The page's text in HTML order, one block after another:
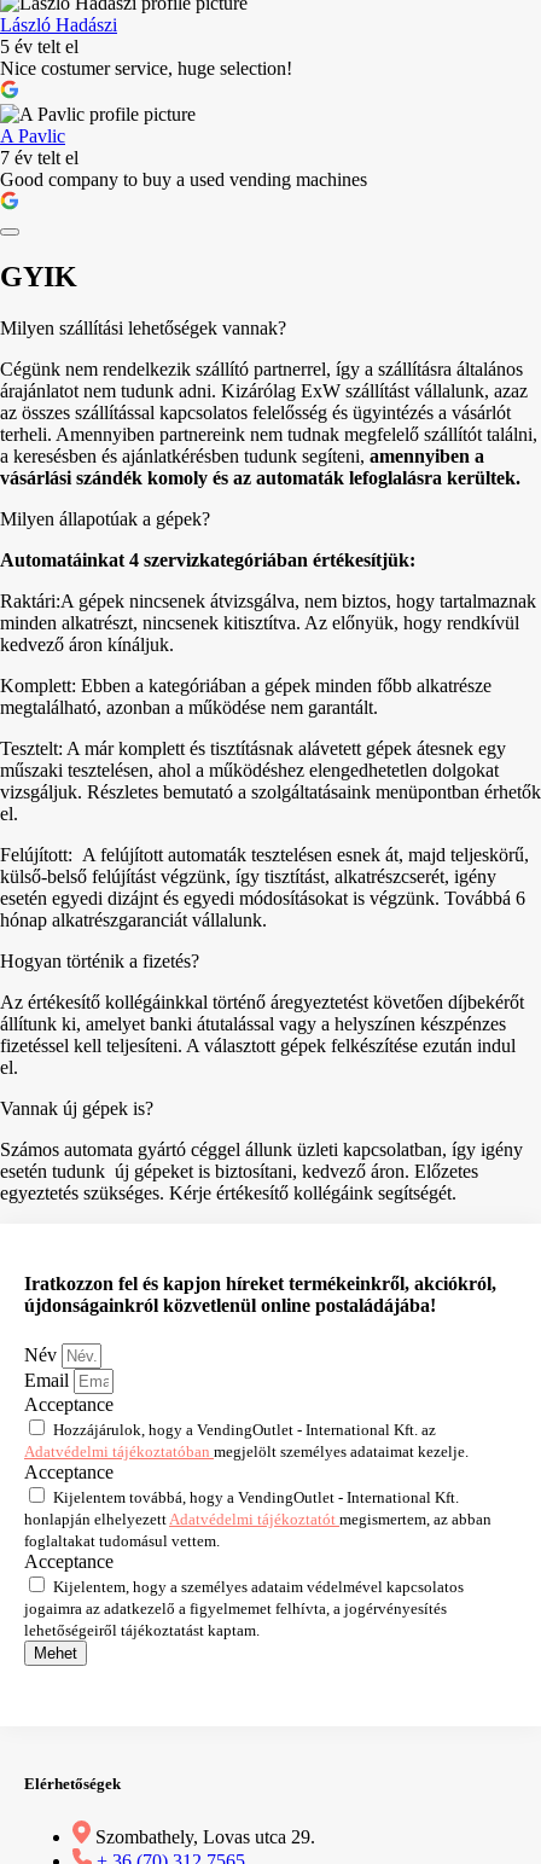
László Hadászi
5 év telt el
Nice costumer service, huge selection!
A Pavlic
7 év telt el
Good company to buy a used vending machines
GYIK
Milyen szállítási lehetőségek vannak?
Cégünk nem rendelkezik szállító partnerrel, így a szállításra általános
árajánlatot nem tudunk adni. Kizárólag ExW szállítást vállalunk, azaz
az összes szállítással kapcsolatos felelősség és ügyintézés a vásárlót
terheli. Amennyiben partnereink nem tudnak megfelelő szállítót találni,
a keresésben és ajánlatkérésben tudunk segíteni, amennyiben a
vásárlási szándék komoly és az automaták lefoglalásra kerültek.
Milyen állapotúak a gépek?
Automatáinkat 4 szervizkategóriában értékesítjük:
Raktári:A gépek nincsenek átvizsgálva, nem biztos, hogy tartalmaznak
minden alkatrészt, nincsenek kitisztítva. Az előnyük, hogy rendkívül
kedvező áron kínáljuk.
Komplett: Ebben a kategóriában a gépek minden főbb alkatrésze
megtalálható, azonban a működése nem garantált.
Tesztelt: A már komplett és tisztításnak alávetett gépek átesnek egy
műszaki tesztelésen, ahol a működéshez elengedhetetlen dolgokat
vizsgáljuk. Részletes bemutató a szolgáltatásaink menüpontban érhetők
el.
Felújított: A felújított automaták tesztelésen esnek át, majd teljeskörű,
külső-belső felújítást végzünk, így tisztítást, alkatrészcserét, igény
esetén egyedi dizájnt és egyedi módosításokat is végzünk. Továbbá 6
hónap alkatrészgaranciát vállalunk.
Hogyan történik a fizetés?
Az értékesítő kollégáinkkal történő áregyeztetést követően díjbekérőt
állítunk ki, amelyet banki átutalással vagy a helyszínen készpénzes
fizetéssel kell teljesíteni. A választott gépek felkészítése ezután indul
el.
Vannak új gépek is?
Számos automata gyártó céggel állunk üzleti kapcsolatban, így igény
esetén tudunk új gépeket is biztosítani, kedvező áron. Előzetes
egyeztetés szükséges. Kérje értékesítő kollégáink segítségét.
Iratkozzon fel és kapjon híreket termékeinkről, akciókról,
újdonságainkról közvetlenül online postaládájába!
Név
Email
Acceptance
Hozzájárulok, hogy a VendingOutlet - International Kft. az
Adatvédelmi tájékoztatóban megjelölt személyes adataimat kezelje.
Acceptance
Kijelentem továbbá, hogy a VendingOutlet - International Kft.
honlapján elhelyezett Adatvédelmi tájékoztatót megismertem, az abban
foglaltakat tudomásul vettem.
Acceptance
Kijelentem, hogy a személyes adataim védelmével kapcsolatos
jogaimra az adatkezelő a figyelmemet felhívta, a jogérvényesítés
lehetőségeiről tájékoztatást kaptam.
Mehet
Elérhetőségek
Szombathely, Lovas utca 29.